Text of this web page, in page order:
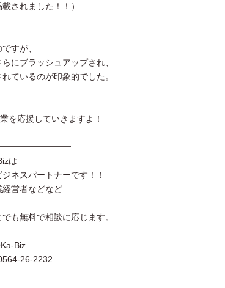
されました！！）
すが、
にブラッシュアップされ、
ているのが印象的でした。
を応援していきますよ！
は
ネスパートナーです！！
営者などなど
も無料で相談に応じます。
Biz
26-2232